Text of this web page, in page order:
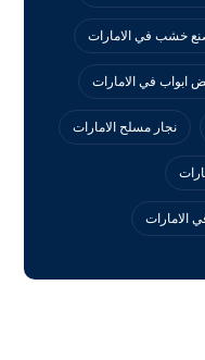
خشب في الامارات
ابواب في الامارات
نجار مسلح الامارات
الامارات